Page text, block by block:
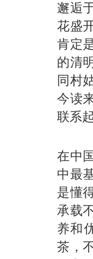
邂逅
花盛
肯定
的清
同村
今读
联系
在中
中最
是懂
承载
养和
茶，